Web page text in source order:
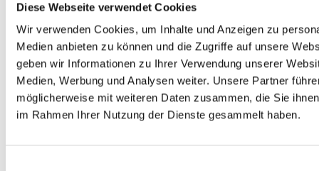
Diese Webseite verwendet Cookies
Wir verwenden Cookies, um Inhalte und Anzeigen zu
Medien anbieten zu können und die Zugriffe auf unsere
geben wir Informationen zu Ihrer Verwendung unserer
Medien, Werbung und Analysen weiter. Unsere Partner
möglicherweise mit weiteren Daten zusammen, die Sie
im Rahmen Ihrer Nutzung der Dienste gesammelt haben.